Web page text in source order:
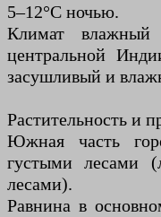
5–12°C ночью.
Климат
центральной
засушливый и
Растительность и
Южная часть
густыми лесами
лесами).
Равнина в